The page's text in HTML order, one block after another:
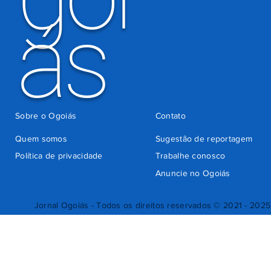
Jornal Ogoiás - Todos os direitos reservados © 2021 - 2025
ás
Quem somos
Sugestão de reportagem
Trabalhe conosco
Política de privacidade
Anuncie no Ogoiás
Contato
Sobre o Ogoiás